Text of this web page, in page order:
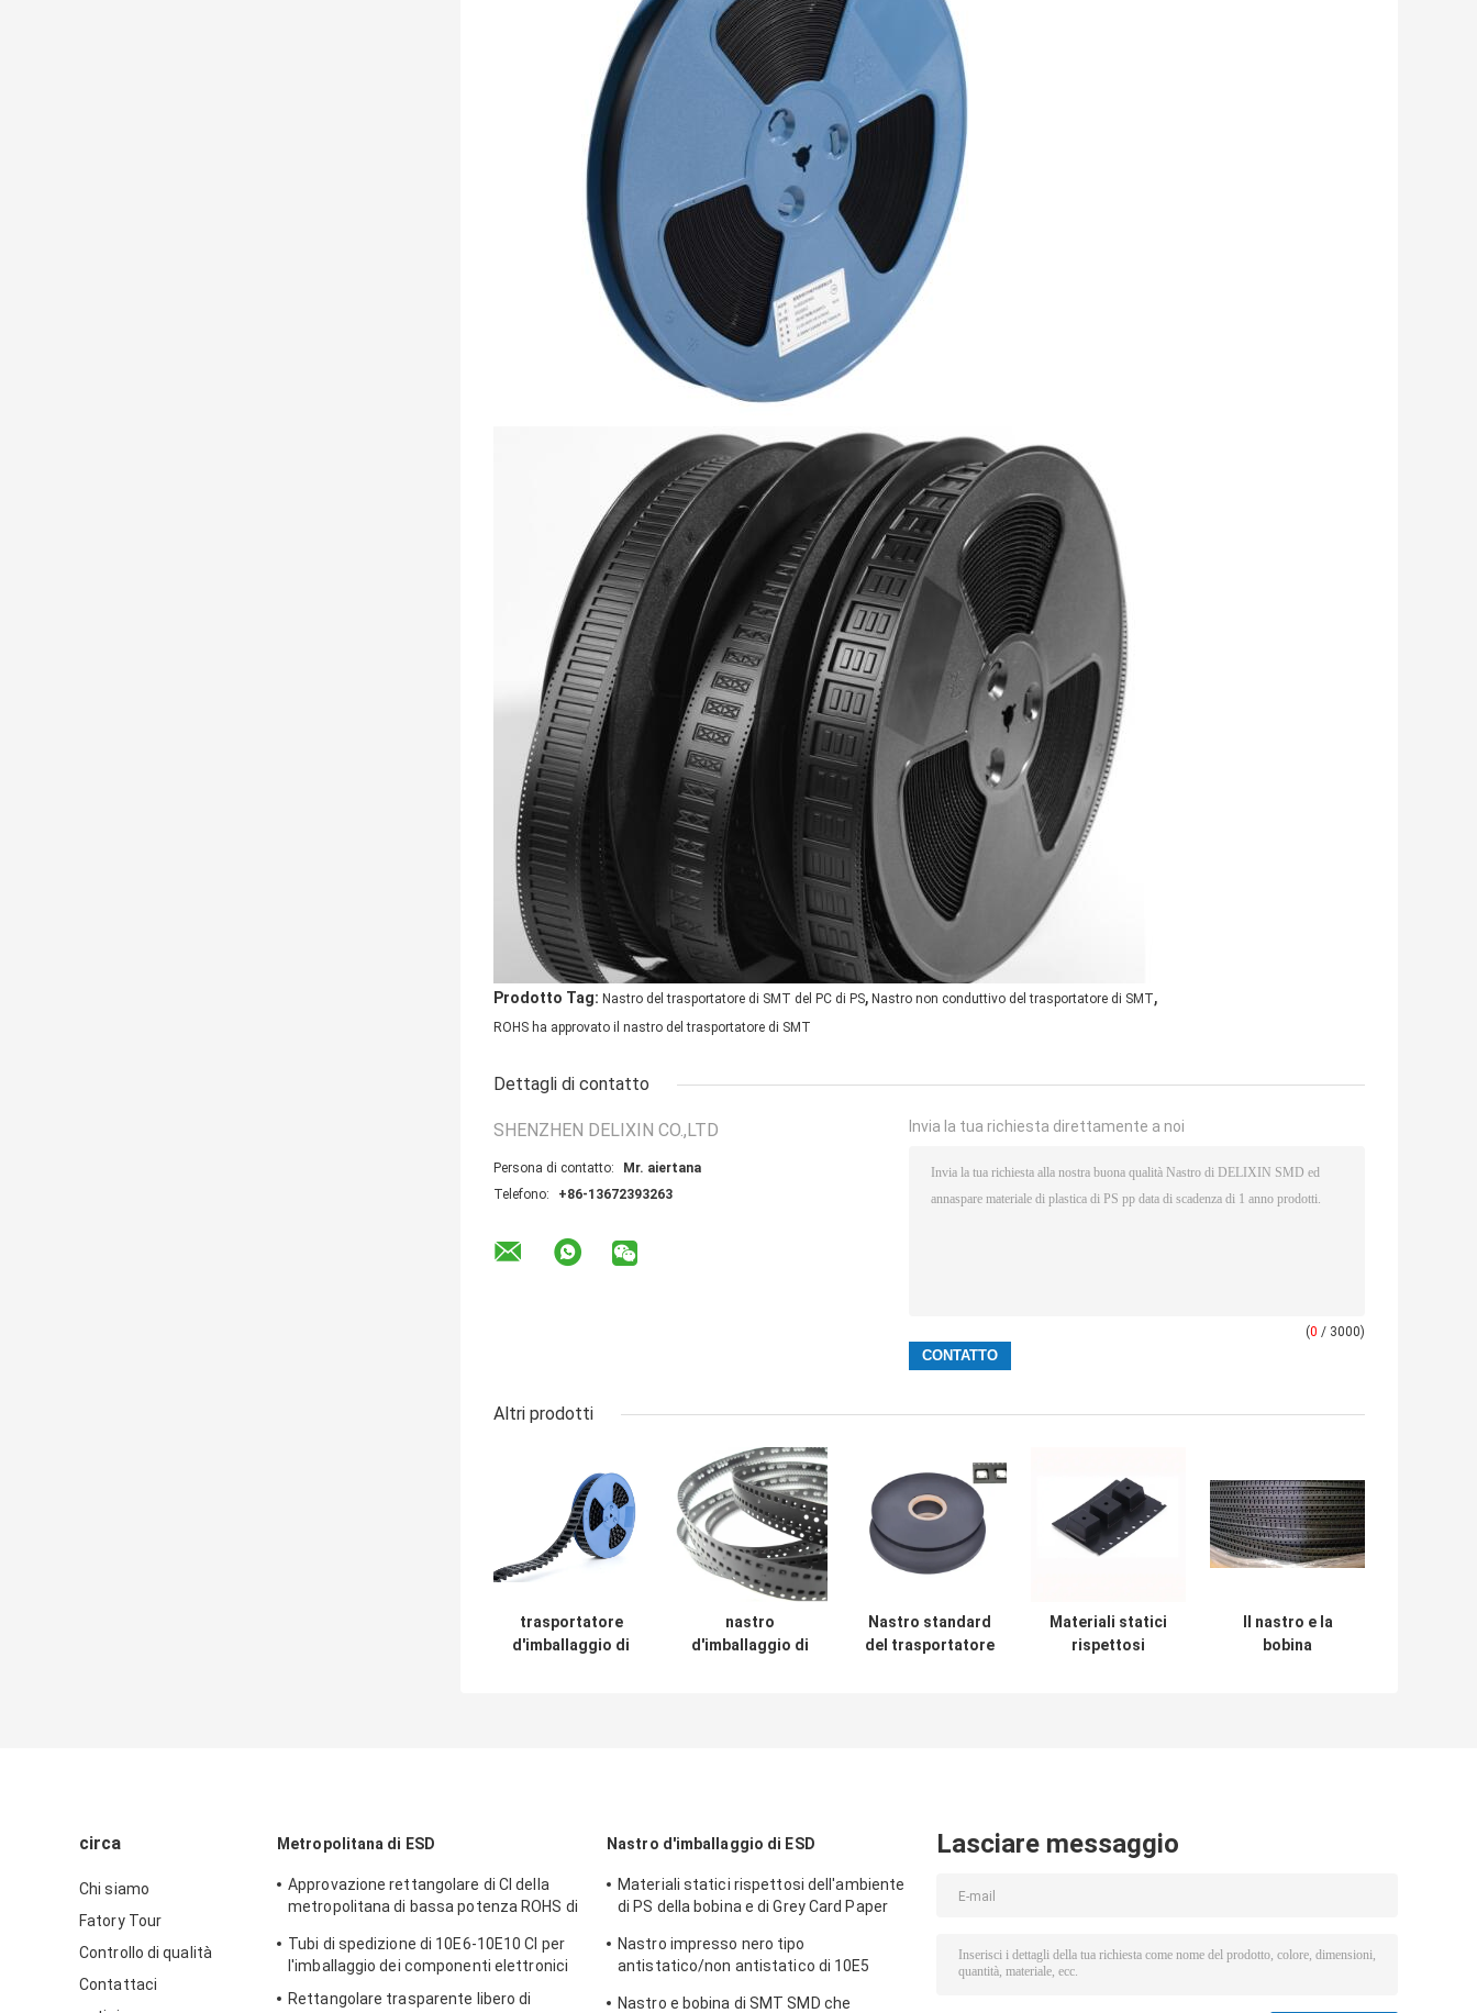
Prodotto Tag: Nastro del trasportatore di SMT del PC di PS, Nastro non conduttivo del trasportatore di SMT,
ROHS ha approvato il nastro del trasportatore di SMT
Dettagli di contatto
SHENZHEN DELIXIN CO.,LTD
Persona di contatto:
Mr. aiertana
Telefono:
+86-13672393263
Invia la tua richiesta direttamente a noi
(0 / 3000)
Altri prodotti
trasportatore
d'imballaggio di
nastro
d'imballaggio di
Nastro standard
del trasportatore
Materiali statici
rispettosi
Il nastro e la
bobina
circa
Chi siamo
Fatory Tour
Controllo di qualità
Contattaci
Metropolitana di ESD
Approvazione rettangolare di CI della
metropolitana di bassa potenza ROHS di
Tubi di spedizione di 10E6-10E10 CI per
l'imballaggio dei componenti elettronici
Rettangolare trasparente libero di
Nastro d'imballaggio di ESD
Materiali statici rispettosi dell'ambiente
di PS della bobina e di Grey Card Paper
Nastro impresso nero tipo
antistatico/non antistatico di 10E5
Nastro e bobina di SMT SMD che
Lasciare messaggio